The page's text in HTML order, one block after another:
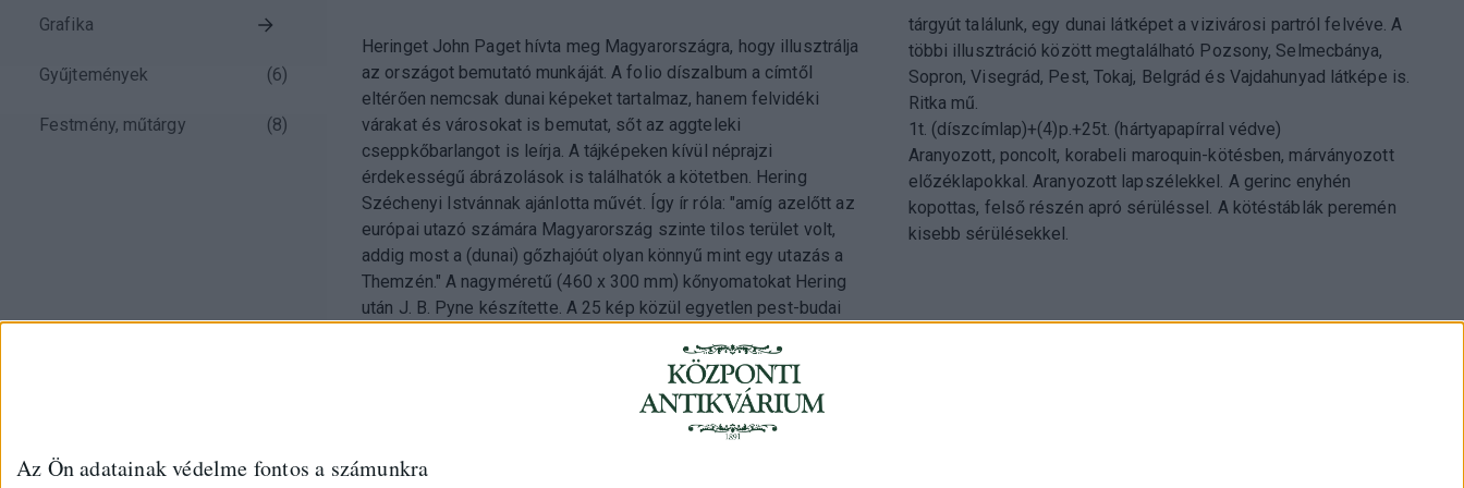
Az Ön adatainak védelme fontos a számunkra
Grafika
Gyűjtemények (6)
Festmény, műtárgy (8)
Heringet John Paget hívta meg Magyarországra, hogy illusztrálja
az országot bemutató munkáját. A folio díszalbum a címtől
eltérően nemcsak dunai képeket tartalmaz, hanem felvidéki
várakat és városokat is bemutat, sőt az aggteleki
cseppkőbarlangot is leírja. A tájképeken kívül néprajzi
érdekességű ábrázolások is találhatók a kötetben. Hering
Széchenyi Istvánnak ajánlotta művét. Így ír róla: "amíg azelőtt az
európai utazó számára Magyarország szinte tilos terület volt,
addig most a (dunai) gőzhajóút olyan könnyű mint egy utazás a
Themzén." A nagyméretű (460 x 300 mm) kőnyomatokat Hering
után J. B. Pyne készítette. A 25 kép közül egyetlen pest-budai
tárgyút találunk, egy dunai látképet a vizivárosi partról felvéve. A
többi illusztráció között megtalálható Pozsony, Selmecbánya,
Sopron, Visegrád, Pest, Tokaj, Belgrád és Vajdahunyad látképe is.
Ritka mű.
1t. (díszcímlap)+(4)p.+25t. (hártyapapírral védve)
Aranyozott, poncolt, korabeli maroquin-kötésben, márványozott
előzéklapokkal. Aranyozott lapszélekkel. A gerinc enyhén
kopottas, felső részén apró sérüléssel. A kötéstáblák peremén
kisebb sérülésekkel.